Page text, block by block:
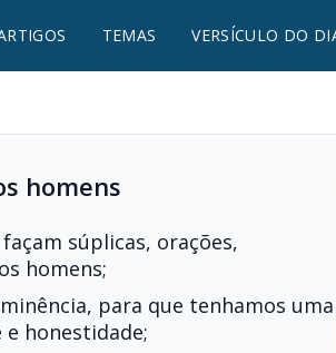
TEMAS VERSÍCULO DO
homens
súplicas, orações,
homens;
para que tenhamos uma
honestidade;